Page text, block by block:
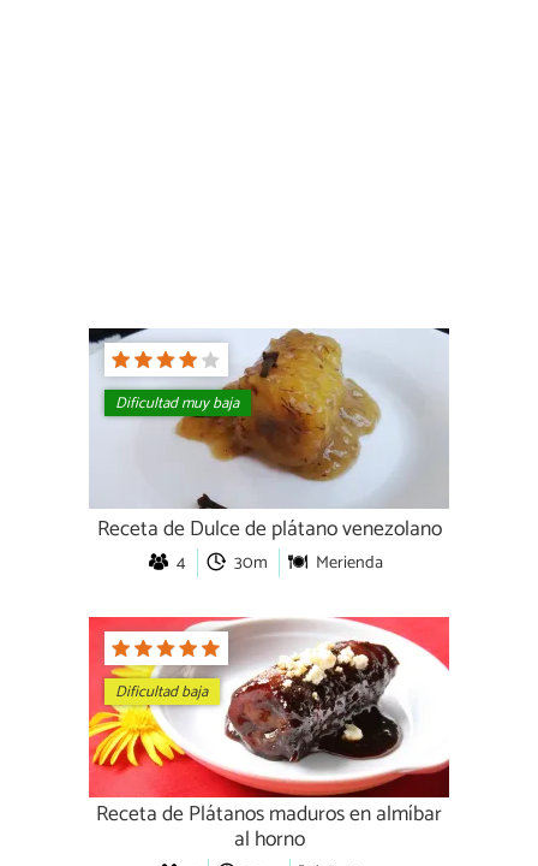
Dificultad muy baja
Receta de Dulce de plátano venezolano
4 30m Merienda
Dificultad baja
Receta de Plátanos maduros en almíbar
al horno